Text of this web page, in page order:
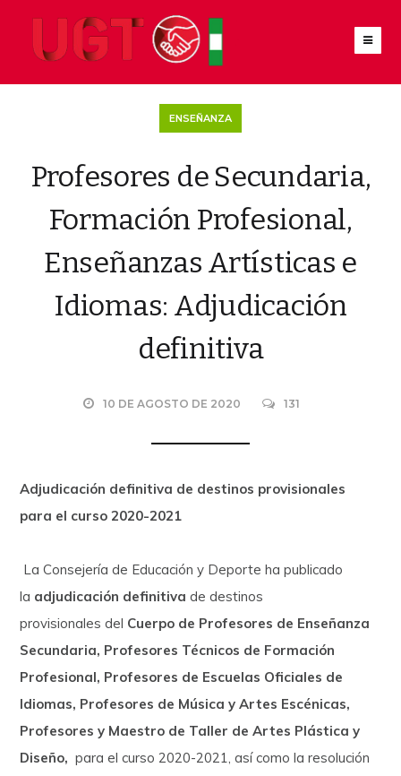
ENSEÑANZA
Profesores de Secundaria,
Formación Profesional,
Enseñanzas Artísticas e
Idiomas: Adjudicación
definitiva
10 DE AGOSTO DE 2020 131
Adjudicación definitiva de destinos provisionales
para el curso 2020-2021
La Consejería de Educación y Deporte ha publicado
la adjudicación definitiva de destinos
provisionales del Cuerpo de Profesores de Enseñanza
Secundaria, Profesores Técnicos de Formación
Profesional, Profesores de Escuelas Oficiales de
Idiomas, Profesores de Música y Artes Escénicas,
Profesores y Maestro de Taller de Artes Plástica y
Diseño, para el curso 2020-2021, así como la resolución